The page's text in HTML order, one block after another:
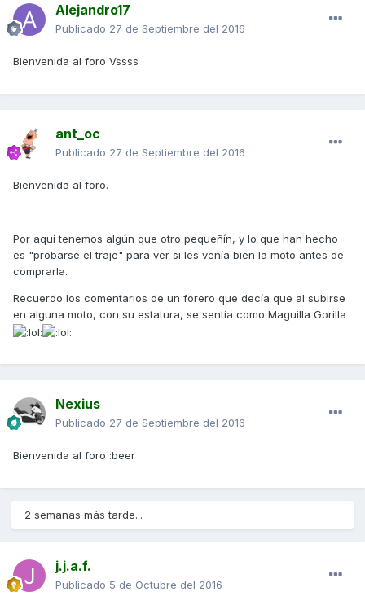
Alejandro17
Publicado 27 de Septiembre del 2016
Bienvenida al foro Vssss
ant_oc
Publicado 27 de Septiembre del 2016
Bienvenida al foro.
Por aquí tenemos algún que otro pequeñín, y lo que han hecho
es "probarse el traje" para ver si les venía bien la moto antes de
comprarla.
Recuerdo los comentarios de un forero que decía que al subirse
en alguna moto, con su estatura, se sentía como Maguilla Gorilla
Nexius
Publicado 27 de Septiembre del 2016
Bienvenida al foro :beer
2 semanas más tarde...
j.j.a.f.
Publicado 5 de Octubre del 2016